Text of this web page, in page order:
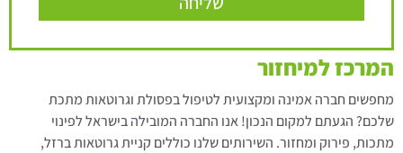
המרכז למיחזור
מחפשים חברה אמינה ומקצועית לטיפול בפסולת וגרוטאות מתכת
שלכם? הגעתם למקום הנכון! אנו החברה המובילה בישראל לפינוי
מתכות, פירוק ומחזור. השירותים שלנו כוללים קניית גרוטאות ברזל,